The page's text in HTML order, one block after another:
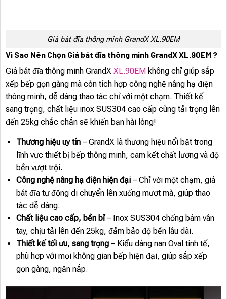
Giá bát đĩa thông minh GrandX XL.90EM
Vì Sao Nên Chọn Giá bát đĩa thông minh GrandX XL.90EM ?
Giá bát đĩa thông minh GrandX XL.90EM không chỉ giúp sắp
xếp bếp gọn gàng mà còn tích hợp công nghệ nâng hạ điện
thông minh, dễ dàng thao tác chỉ với một chạm. Thiết kế
sang trọng, chất liệu inox SUS304 cao cấp cùng tải trọng lên
đến 25kg chắc chắn sẽ khiến bạn hài lòng!
Thương hiệu uy tín– GrandX là thương hiệu nổi bật trong
lĩnh vực thiết bị bếp thông minh, cam kết chất lượng và độ
bền vượt trội.
Công nghệ nâng hạ điện hiện đại– Chỉ với một chạm, giá
bát đĩa tự động di chuyển lên xuống mượt mà, giúp thao
tác dễ dàng.
Chất liệu cao cấp, bền bỉ– Inox SUS304 chống bám vân
tay, chịu tải lên đến 25kg, đảm bảo độ bền lâu dài.
Thiết kế tối ưu, sang trọng– Kiểu dáng nan Oval tinh tế,
phù hợp với mọi không gian bếp hiện đại, giúp sắp xếp
gọn gàng, ngăn nắp.